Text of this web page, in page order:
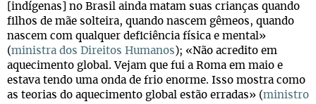
[indígenas] no Brasil ainda matam suas crianças quando
filhos de mãe solteira, quando nascem gêmeos, quando
nascem com qualquer deficiência física e mental»
(ministra dos Direitos Humanos ); «Não acredito em
aquecimento global. Vejam que fui a Roma em maio e
estava tendo uma onda de frio enorme. Isso mostra como
as teorias do aquecimento global estão erradas» (ministro